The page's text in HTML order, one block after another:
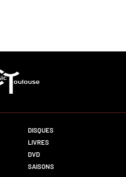
DISQUES
LIVRES
DVD
SAISONS